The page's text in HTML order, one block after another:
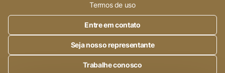
Termos de uso
Entre em contato
Seja nosso representante
Trabalhe conosco